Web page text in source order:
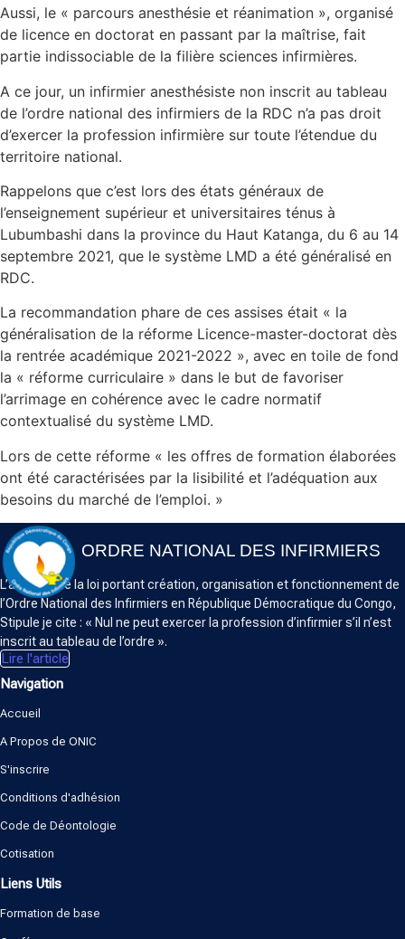
Aussi, le « parcours anesthésie et réanimation », organisé
de licence en doctorat en passant par la maîtrise, fait
partie indissociable de la filière sciences infirmières.
A ce jour, un infirmier anesthésiste non inscrit au tableau
de l’ordre national des infirmiers de la RDC n’a pas droit
d’exercer la profession infirmière sur toute l’étendue du
territoire national.
Rappelons que c’est lors des états généraux de
l’enseignement supérieur et universitaires ténus à
Lubumbashi dans la province du Haut Katanga, du 6 au 14
septembre 2021, que le système LMD a été généralisé en
RDC.
La recommandation phare de ces assises était « la
généralisation de la réforme Licence-master-doctorat dès
la rentrée académique 2021-2022 », avec en toile de fond
la « réforme curriculaire » dans le but de favoriser
l’arrimage en cohérence avec le cadre normatif
contextualisé du système LMD.
Lors de cette réforme « les offres de formation élaborées
ont été caractérisées par la lisibilité et l’adéquation aux
besoins du marché de l’emploi. »
ORDRE NATIONAL DES INFIRMIERS
L’article 5 de la loi portant création, organisation et fonctionnement de
l’Ordre National des Infirmiers en République Démocratique du Congo,
Stipule je cite : « Nul ne peut exercer la profession d’infirmier s’il n’est
inscrit au tableau de l’ordre ».
Lire l'article
Navigation
Accueil
A Propos de ONIC
S'inscrire
Conditions d'adhésion
Code de Déontologie
Cotisation
Liens Utils
Formation de base